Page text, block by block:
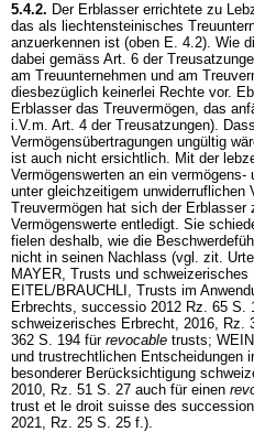
5.4.2. Der Erblasser errichtete zu
das als liechtensteinisches
anzuerkennen ist (oben E. 4.2). Wie
dabei gemäss Art. 6 der
am Treuunternehmen und am
diesbezüglich keinerlei Rechte vor.
Erblasser das Treuvermögen, das
i.V.m. Art. 4 der Treusatzungen).
Vermögensübertragungen ungültig
ist auch nicht ersichtlich. Mit der
Vermögenswerten an ein
unter gleichzeitigem unwiderruflichen
Treuvermögen hat sich der Erblasser
Vermögenswerte entledigt. Sie
fielen deshalb, wie die
nicht in seinen Nachlass (vgl. zit.
MAYER, Trusts und
EITEL/BRAUCHLI, Trusts im
Erbrechts, successio 2012 Rz. 65 S.
schweizerisches Erbrecht, 2016, Rz.
362 S. 194 für revocable trusts;
und trustrechtlichen Entscheidungen
besonderer Berücksichtigung
2010, Rz. 51 S. 27 auch für einen
trust et le droit suisse des
2021, Rz. 25 S. 25 f.).